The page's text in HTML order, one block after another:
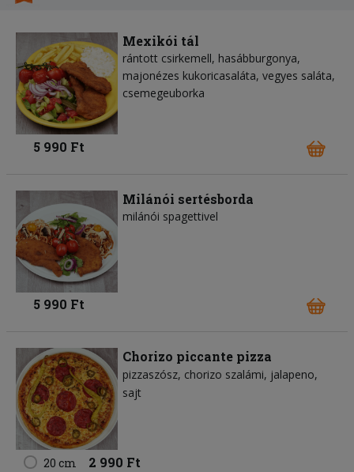
Mexikói tál
rántott csirkemell, hasábburgonya,
majonézes kukoricasaláta, vegyes saláta,
csemegeuborka
5 990 Ft
Milánói sertésborda
milánói spagettivel
5 990 Ft
Chorizo piccante pizza
pizzaszósz chorizo szalámi jalapeno
sajt
20 cm 2 990 Ft